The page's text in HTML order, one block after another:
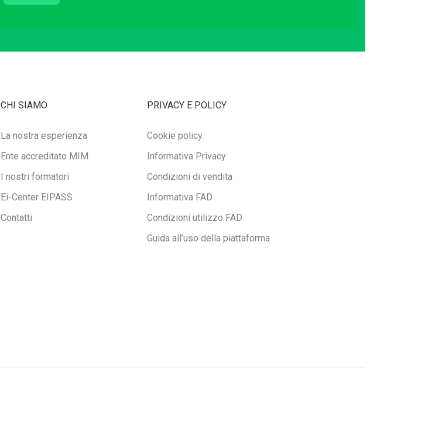
CHI SIAMO
La nostra esperienza
Ente accreditato MIM
I nostri formatori
Ei-Center EIPASS
Contatti
PRIVACY E POLICY
Cookie policy
Informativa Privacy
Condizioni di vendita
Informativa FAD
Condizioni utilizzo FAD
Guida all’uso della piattaforma